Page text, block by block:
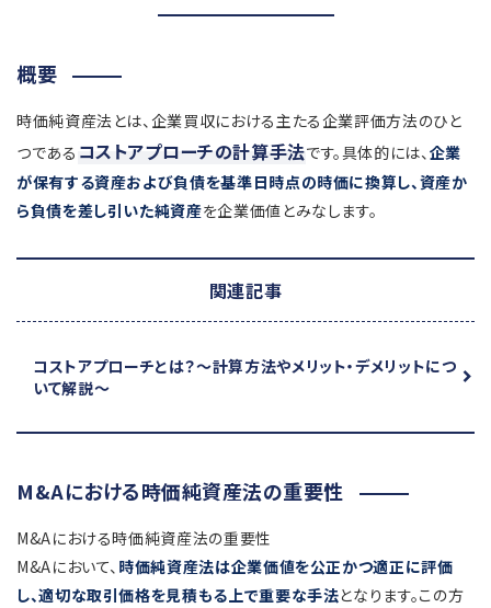
概要
時価純資産法とは、企業買収における主たる企業評価方法のひと
つである コストアプローチの計算手法です。具体的には、企業
が保有する資産および負債を基準日時点の時価に換算し、資産か
ら負債を差し引いた純資産を企業価値とみなします。
関連記事
コストアプローチとは？～計算方法やメリット・デメリットにつ
いて解説～
M&Aにおける時価純資産法の重要性
M&Aにおける時価純資産法の重要性
M&Aにおいて、 時価純資産法は企業価値を公正かつ適正に評価
し、適切な取引価格を見積もる上で重要な手法となります。この方